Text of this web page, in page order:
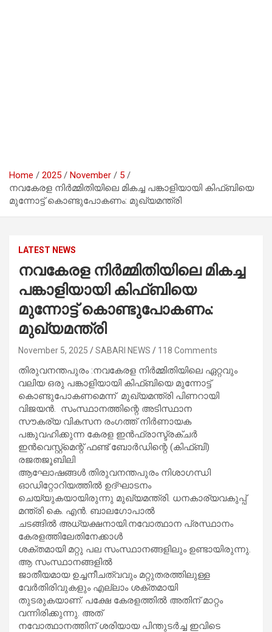
Home 2025 November
5
നവകേരള നിർമ്മിതിയിലെ മികച്ച പങ്കാളിയായി കിഫ്ബിയെ
മുന്നോട്ട് കൊണ്ടുപോകണം: മുഖ്യമന്ത്രി
LATEST NEWS
നവകേരള നിർമ്മിതിയിലെ മികച്ച
പങ്കാളിയായി കിഫ്ബിയെ
മുന്നോട്ട് കൊണ്ടുപോകണം:
മുഖ്യമന്ത്രി
November 5, 2025 SABARI NEWS 118 Comments
തിരുവനന്തപുരം :നവകേരള നിർമ്മിതിയിലെ ഏറ്റവും
വലിയ ഒരു പങ്കാളിയായി കിഫ്ബിയെ മുന്നോട്ട്
കൊണ്ടുപോകണമെന്ന് മുഖ്യമന്ത്രി പിണറായി
വിജയൻ. സംസ്ഥാനത്തിന്റെ അടിസ്ഥാന
സൗകര്യ വികസന രംഗത്ത് നിർണായക
പങ്കുവഹിക്കുന്ന കേരള ഇൻഫ്രാസ്ട്രക്ചർ
ഇൻവെസ്റ്റ്‌മെന്റ് ഫണ്ട് ബോർഡിന്റെ (കിഫ്ബി)
രജതജൂബിലി
ആഘോഷങ്ങൾ തിരുവനന്തപുരം നിശാഗന്ധി
ഓഡിറ്റോറിയത്തിൽ ഉദ്ഘാടനം
ചെയ്യുകയായിരുന്നു മുഖ്യമന്ത്രി. ധനകാര്യവകുപ്പ്
മന്ത്രി കെ. എൻ. ബാലഗോപാൽ
ചടങ്ങിൽ അധ്യക്ഷനായി.നവോത്ഥാന പ്രസ്ഥാനം
കേരളത്തിലേതിനേക്കാൾ
ശക്തമായി മറ്റു പല സംസ്ഥാനങ്ങളിലും ഉണ്ടായിരുന്നു.
ആ സംസ്ഥാനങ്ങളിൽ
ജാതീയമായ ഉച്ചനീചത്വവും മറ്റുതരത്തിലുള്ള
വേർതിരിവുകളും എല്ലാം ശക്തമായി
തുടരുകയാണ്. പക്ഷേ കേരളത്തിൽ അതിന് മാറ്റം
വന്നിരിക്കുന്നു. അത്
നവോത്ഥാനത്തിന് ശരിയായ പിന്തുടർച്ച ഇവിടെ